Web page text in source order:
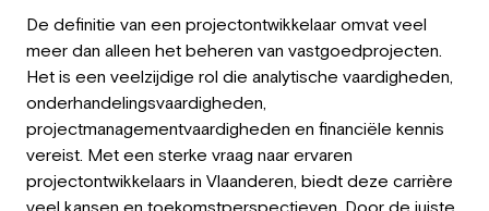
De definitie van een projectontwikkelaar omvat veel
meer dan alleen het beheren van vastgoedprojecten.
Het is een veelzijdige rol die analytische vaardigheden,
onderhandelingsvaardigheden,
projectmanagementvaardigheden en financiële kennis
vereist. Met een sterke vraag naar ervaren
projectontwikkelaars in Vlaanderen, biedt deze carrière
veel kansen en toekomstperspectieven. Door de juiste